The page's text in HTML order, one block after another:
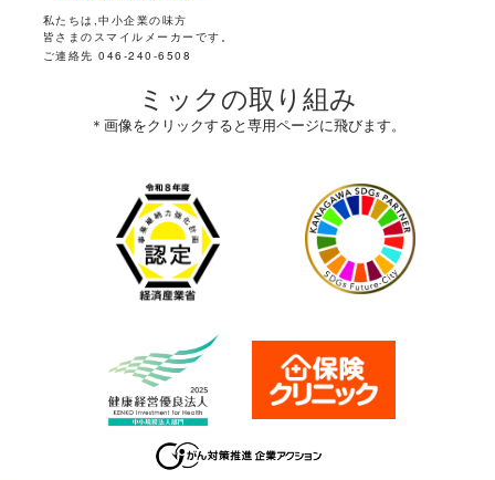
私たちは,中小企業の味方
皆さまのスマイルメーカーです。
ご連絡先 046-240-6508
ミックの取り組み
＊画像をクリックすると専用ページに飛びます。